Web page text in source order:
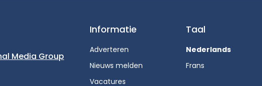
Media Group
Informatie
Adverteren
Nieuws melden
Vacatures
Taal
Nederlands
Frans